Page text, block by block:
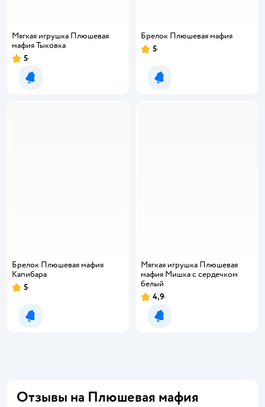
Мягкая игрушка Плюшевая
мафия Тыковка
5
Уведомить о появлении
Брелок Плюшевая мафия
5
Уведомить о появлении
Брелок Плюшевая мафия
Капибара
5
Уведомить о появлении
Мягкая игрушка Плюшевая
мафия Мишка с сердечком
белый
4,9
Уведомить о появлении
Отзывы на Плюшевая мафия